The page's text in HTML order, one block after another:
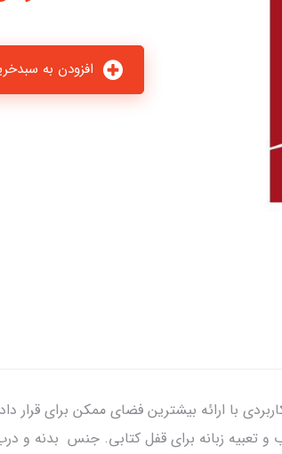
با ارائه بیشترین فضای ممکن برای
تعبیه زبانه برای قفل کتابی. جنس بدنه و